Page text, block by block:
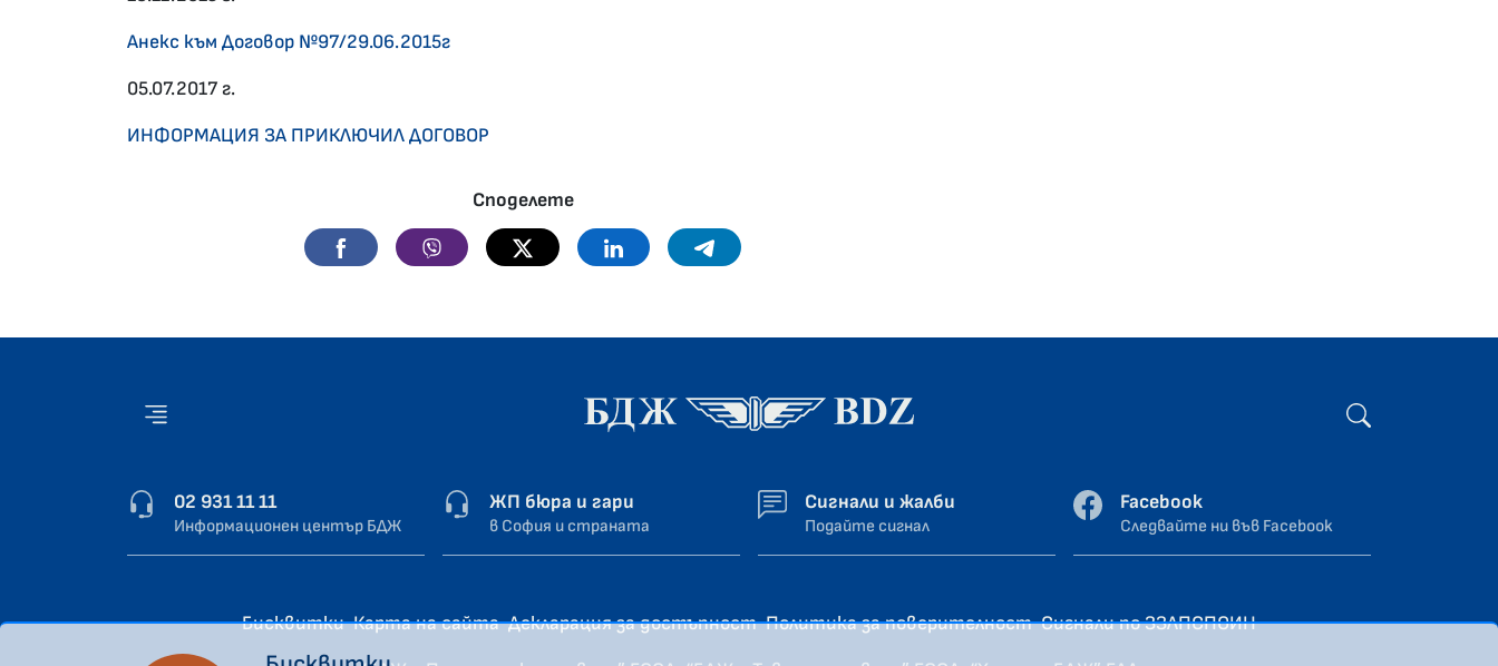
Анекс към Договор №97/29.06.2015г
05.07.2017 г.
ИНФОРМАЦИЯ ЗА ПРИКЛЮЧИЛ ДОГОВОР
Споделете
Facebook Viber Twitter Linkedin Telegram
02 931 11 11
Информационен център БДЖ
ЖП бюра и гари
в София и страната
Сигнали и жалби
Подайте сигнал
Facebook
Следвайте ни във Facebook
Бисквитки Карта на сайта Декларация за достъпност Политика за поверителност Сигнали по ЗЗЛПСПОИН